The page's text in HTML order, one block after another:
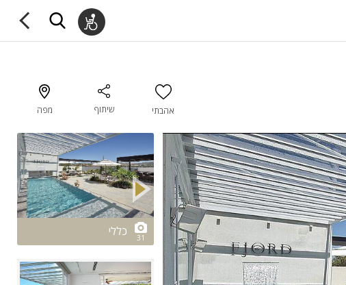
אהבתי שיתוף מפה
2/31
31 כללי